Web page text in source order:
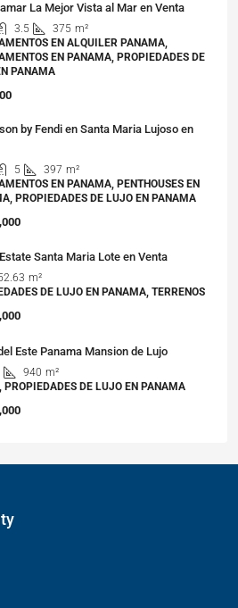
La Mejor Vista al Mar en Venta
3.5 375 m²
EN ALQUILER PANAMA,
EN PANAMA, PROPIEDADES DE
PANAMA
by Fendi en Santa Maria Lujoso en
5 397 m²
EN PANAMA, PENTHOUSES EN
PROPIEDADES DE LUJO EN PANAMA
Santa Maria Lote en Venta
m²
DE LUJO EN PANAMA, TERRENOS
Este Panama Mansion de Lujo
940 m²
PROPIEDADES DE LUJO EN PANAMA